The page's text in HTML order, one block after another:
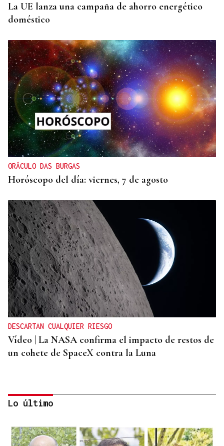
La UE lanza una campaña de ahorro energético
doméstico
ORÁCULO DAS BURGAS
Horóscopo del día: viernes, 7 de agosto
DESCARTAN CUALQUIER RIESGO
Vídeo | La NASA confirma el impacto de restos de
un cohete de SpaceX contra la Luna
Lo último